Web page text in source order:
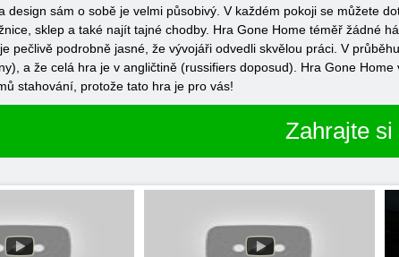
design sám o sobě je velmi působivý. V každém pokoji se můžete
sklep a také najít tajné chodby. Hra Gone Home téměř žádné
pečlivě podrobně jasné, že vývojáři odvedli skvělou práci. V
a že celá hra je v angličtině (russifiers doposud). Hra Gone
stahování, protože tato hra je pro vás!
Zahrajte